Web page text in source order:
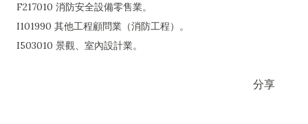
F217010 消防安全設備零售業。
I101990 其他工程顧問業（消防工程）。
I503010 景觀、室內設計業。
分享